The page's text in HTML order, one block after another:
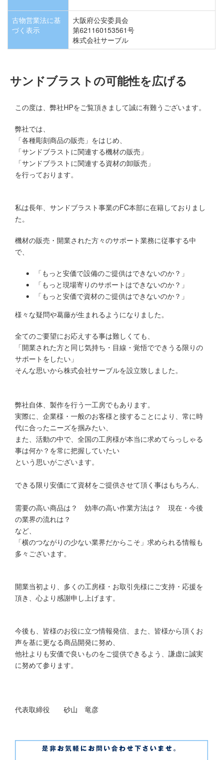
古物営業法に基
づく表示
大阪府公安委員会
第621160153561号
株式会社サーブル
サンドブラストの可能性を広げる
この度は、弊社HPをご覧頂きまして誠に有難うございます。
弊社では、
「各種彫刻商品の販売」をはじめ、
「サンドブラストに関連する機材の販売」
「サンドブラストに関連する資材の卸販売」
を行っております。
私は長年、サンドブラスト事業のFC本部に在籍しておりまし
た。
機材の販売・開業された方々のサポート業務に従事する中
で、
「もっと安価で設備のご提供はできないのか？」
「もっと現場寄りのサポートはできないのか？」
「もっと安価で資材のご提供はできないのか？」
様々な疑問や葛藤が生まれるようになりました。
全てのご要望にお応えする事は難しくても、
「開業された方と同じ気持ち・目線・覚悟でできうる限りの
サポートをしたい」
そんな思いから株式会社サーブルを設立致しました。
弊社自体、製作を行う一工房でもあります。
実際に、企業様・一般のお客様と接することにより、常に時
代に合ったニーズを掴みたい、
また、活動の中で、全国の工房様が本当に求めてらっしゃる
事は何か？を常に把握していたい
という思いがございます。
できる限り安価にて資材をご提供させて頂く事はもちろん、
需要の高い商品は？ 効率の高い作業方法は？ 現在・今後
の業界の流れは？
など、
「横のつながりの少ない業界だからこそ」求められる情報も
多々ございます。
開業当初より、多くの工房様・お取引先様にご支持・応援を
頂き、心より感謝申し上げます。
今後も、皆様のお役に立つ情報発信、また、皆様から頂くお
声を基に更なる商品開発に努め、
他社よりも安価で良いものをご提供できるよう、謙虚に誠実
に努めて参ります。
代表取締役 砂山 竜彦